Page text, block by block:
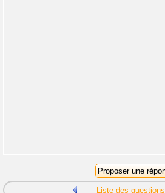
Liste des questions